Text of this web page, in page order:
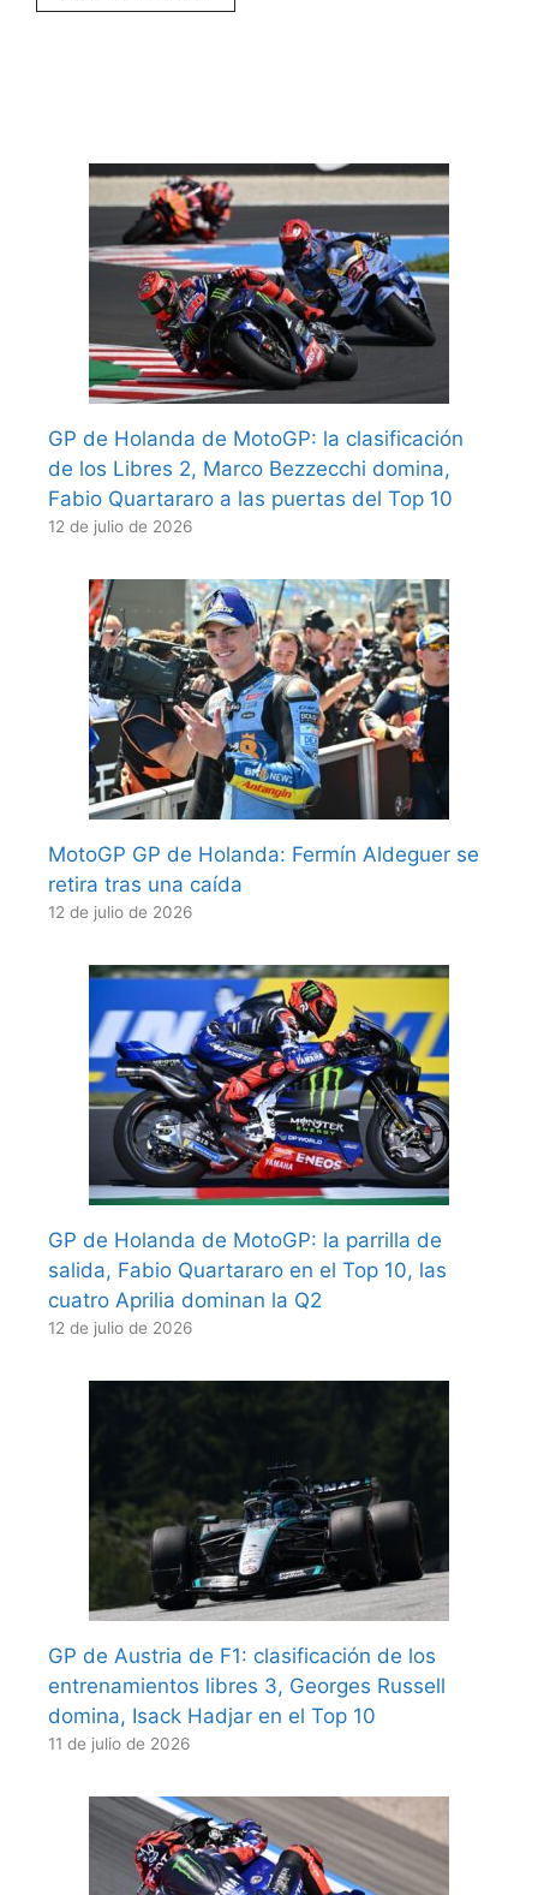
GP de Holanda de MotoGP: la clasificación
de los Libres 2, Marco Bezzecchi domina,
Fabio Quartararo a las puertas del Top 10
12 de julio de 2026
MotoGP GP de Holanda: Fermín Aldeguer se
retira tras una caída
12 de julio de 2026
GP de Holanda de MotoGP: la parrilla de
salida, Fabio Quartararo en el Top 10, las
cuatro Aprilia dominan la Q2
12 de julio de 2026
GP de Austria de F1: clasificación de los
entrenamientos libres 3, Georges Russell
domina, Isack Hadjar en el Top 10
11 de julio de 2026